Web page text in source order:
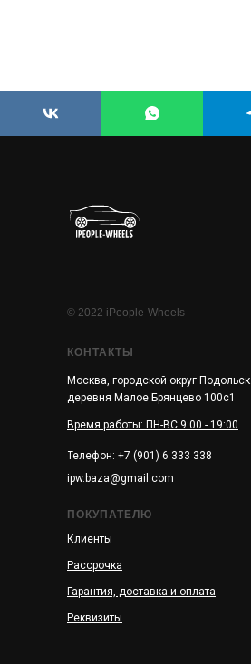
КОНТАКТЫ
Москва, городской округ Подольск
деревня Малое Брянцево 100с1
ipw.baza@gmail.com
Гарантия, доставка и оплата
Рассрочка
Клиенты
Реквизиты
ПОКУПАТЕЛЮ
© 2022 iPeople-Wheels
Телефон: +7 (901) 6 333 338
Время работы: ПН-ВС 9:00 - 19:00